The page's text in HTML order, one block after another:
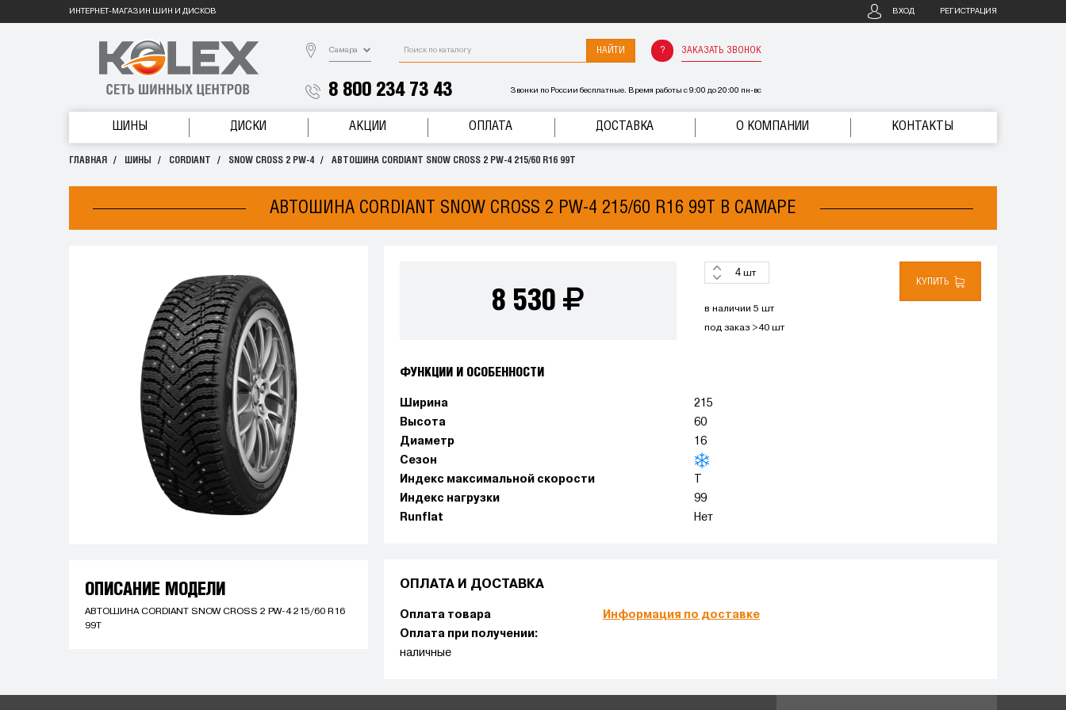
ИНТЕРНЕТ-МАГАЗИН ШИН И ДИСКОВ ВХОД РЕГИСТРАЦИЯ
Самара НАЙТИ ЗАКАЗАТЬ ЗВОНОК
8 800 234 73 43 Звонки по России бесплатные. Время работы с 9:00 до 20:00 пн-вс
ШИНЫ ДИСКИ АКЦИИ ОПЛАТА ДОСТАВКА О КОМПАНИИ КОНТАКТЫ
ГЛАВНАЯ ШИНЫ CORDIANT SNOW CROSS 2 PW-4 АВТОШИНА CORDIANT SNOW CROSS 2 PW-4 215/60 R16 99T
АВТОШИНА CORDIANT SNOW CROSS 2 PW-4 215/60 R16 99T В САМАРЕ
ОПИСАНИЕ МОДЕЛИ
АВТОШИНА CORDIANT SNOW CROSS 2 PW-4 215/60 R16
99T
8 530
шт
КУПИТЬ
в наличии 5 шт
под заказ >40 шт
ФУНКЦИИ И ОСОБЕННОСТИ
Ширина
215
Высота
60
Диаметр
16
Сезон
Индекс максимальной скорости
Индекс нагрузки
99
Runflat
Нет
ОПЛАТА И ДОСТАВКА
Оплата товара
Оплата при получении:
наличные
Информация по доставке